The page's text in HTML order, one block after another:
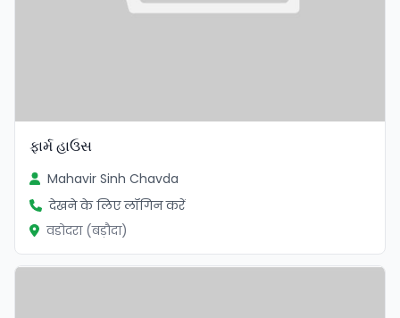
ફાર્મ હાઉસ
Mahavir Sinh Chavda
देखने के लिए लॉगिन करें
वडोदरा (बड़ौदा)